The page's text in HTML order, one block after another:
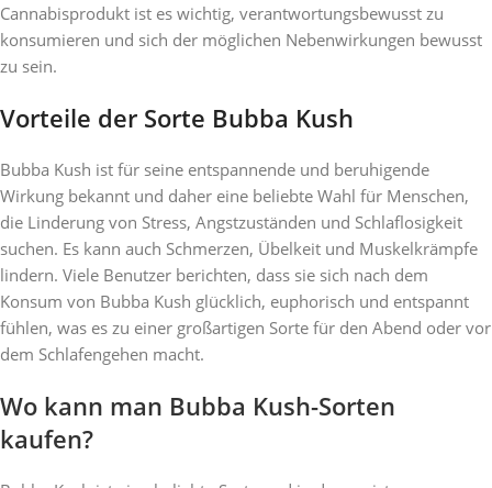
Cannabisprodukt ist es wichtig, verantwortungsbewusst zu
konsumieren und sich der möglichen Nebenwirkungen bewusst
zu sein.
Vorteile der Sorte Bubba Kush
Bubba Kush ist für seine entspannende und beruhigende
Wirkung bekannt und daher eine beliebte Wahl für Menschen,
die Linderung von Stress, Angstzuständen und Schlaflosigkeit
suchen. Es kann auch Schmerzen, Übelkeit und Muskelkrämpfe
lindern. Viele Benutzer berichten, dass sie sich nach dem
Konsum von Bubba Kush glücklich, euphorisch und entspannt
fühlen, was es zu einer großartigen Sorte für den Abend oder vor
dem Schlafengehen macht.
Wo kann man Bubba Kush-Sorten
kaufen?